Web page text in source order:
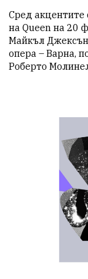
Сред акцентите
на Queen на 20
Майкъл
опера – Варна,
Роберто